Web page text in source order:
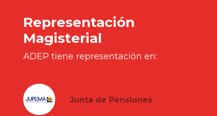
Representación
Magisterial
ADEP tiene representación en:
Junta de Pensiones